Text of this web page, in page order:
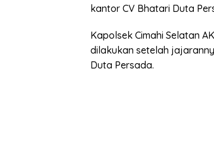
kantor CV Bhatari Duta
Kapolsek Cimahi Selatan
dilakukan setelah
Duta Persada.